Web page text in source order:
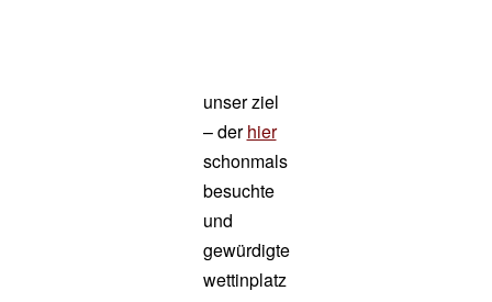
unser ziel
– derhier
schonmals
besuchte
und
gewürdigte
wettinplatz